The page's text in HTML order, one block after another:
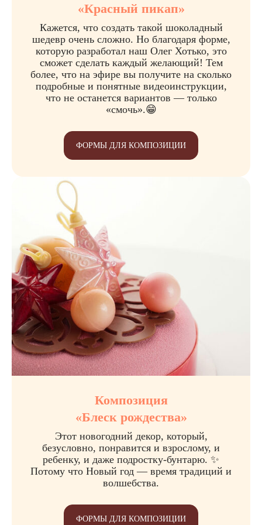
«Красный пикап»
Кажется, что создать такой шоколадный
шедевр очень сложно. Но благодаря форме,
которую разработал наш Олег Хотько, это
сможет сделать каждый желающий! Тем
более, что на эфире вы получите на сколько
подробные и понятные видеоинструкции,
что не останется вариантов — только
«смочь».😁
ФОРМЫ ДЛЯ КОМПОЗИЦИИ
Композиция
«Блеск рождества»
Этот новогодний декор, который,
безусловно, понравится и взрослому, и
ребенку, и даже подростку-бунтарю. ✨
Потому что Новый год — время традиций и
волшебства.
ФОРМЫ ДЛЯ КОМПОЗИЦИИ